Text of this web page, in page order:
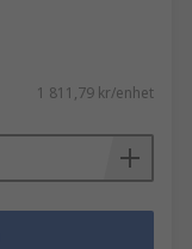
1 811,79 kr/enhet